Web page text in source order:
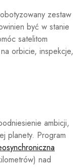
zestaw
być w stanie
satelitom
orbicie, inspekcje,
ambicji,
planety. Program
nad